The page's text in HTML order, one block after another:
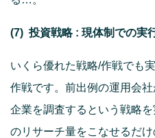
(7)投資戦略 : 現体制での実
いくら優れた戦略/作戦でも
作戦です。前出例の運用会
企業を調査するという戦略
のリサーチ量をこなせるだ